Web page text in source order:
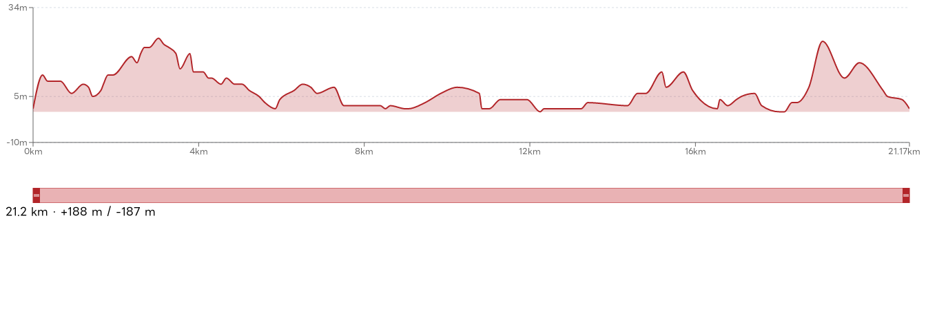
0km 4km 8km 12km 16km 21.17km
-10m
5m
34m
21.2 km · +188 m / -187 m